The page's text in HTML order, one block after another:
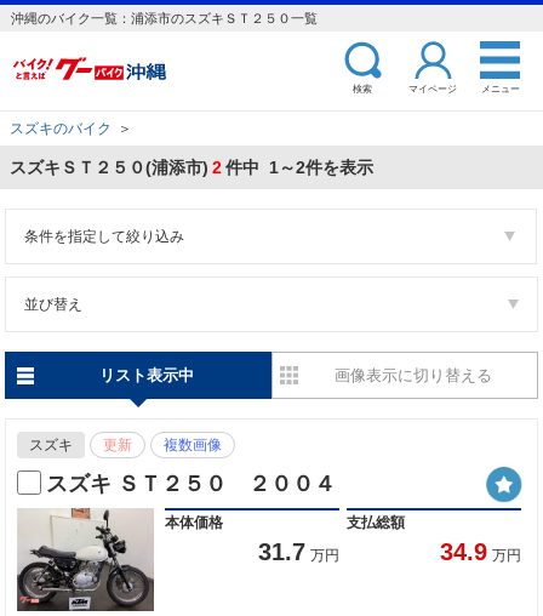
沖縄のバイク一覧：浦添市のスズキＳＴ２５０一覧
検索 マイページ メニュー
スズキのバイク ＞
スズキＳＴ２５０(浦添市) 2件中 1～2件を表示
条件を指定して絞り込み
並び替え
リスト表示中 画像表示に切り替える
スズキ 更新 複数画像
スズキ ＳＴ２５０ ２００４
本体価格
31.7 万円
支払総額
34.9 万円